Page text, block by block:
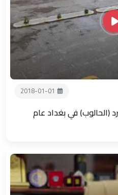
2018-01-01
(الحالوب) في بغداد عام